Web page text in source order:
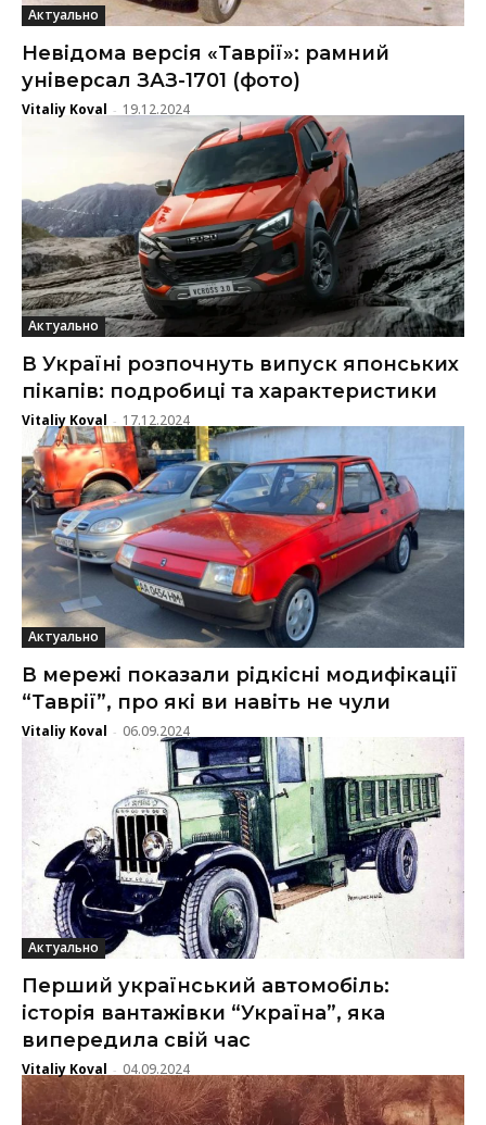
Актуально
Невідома версія «Таврії»: рамний
універсал ЗАЗ-1701 (фото)
Vitaliy Koval - 19.12.2024
Актуально
В Україні розпочнуть випуск японських
пікапів: подробиці та характеристики
Vitaliy Koval - 17.12.2024
Актуально
В мережі показали рідкісні модифікації
“Таврії”, про які ви навіть не чули
Vitaliy Koval - 06.09.2024
Актуально
Перший український автомобіль:
історія вантажівки “Україна”, яка
випередила свій час
Vitaliy Koval - 04.09.2024